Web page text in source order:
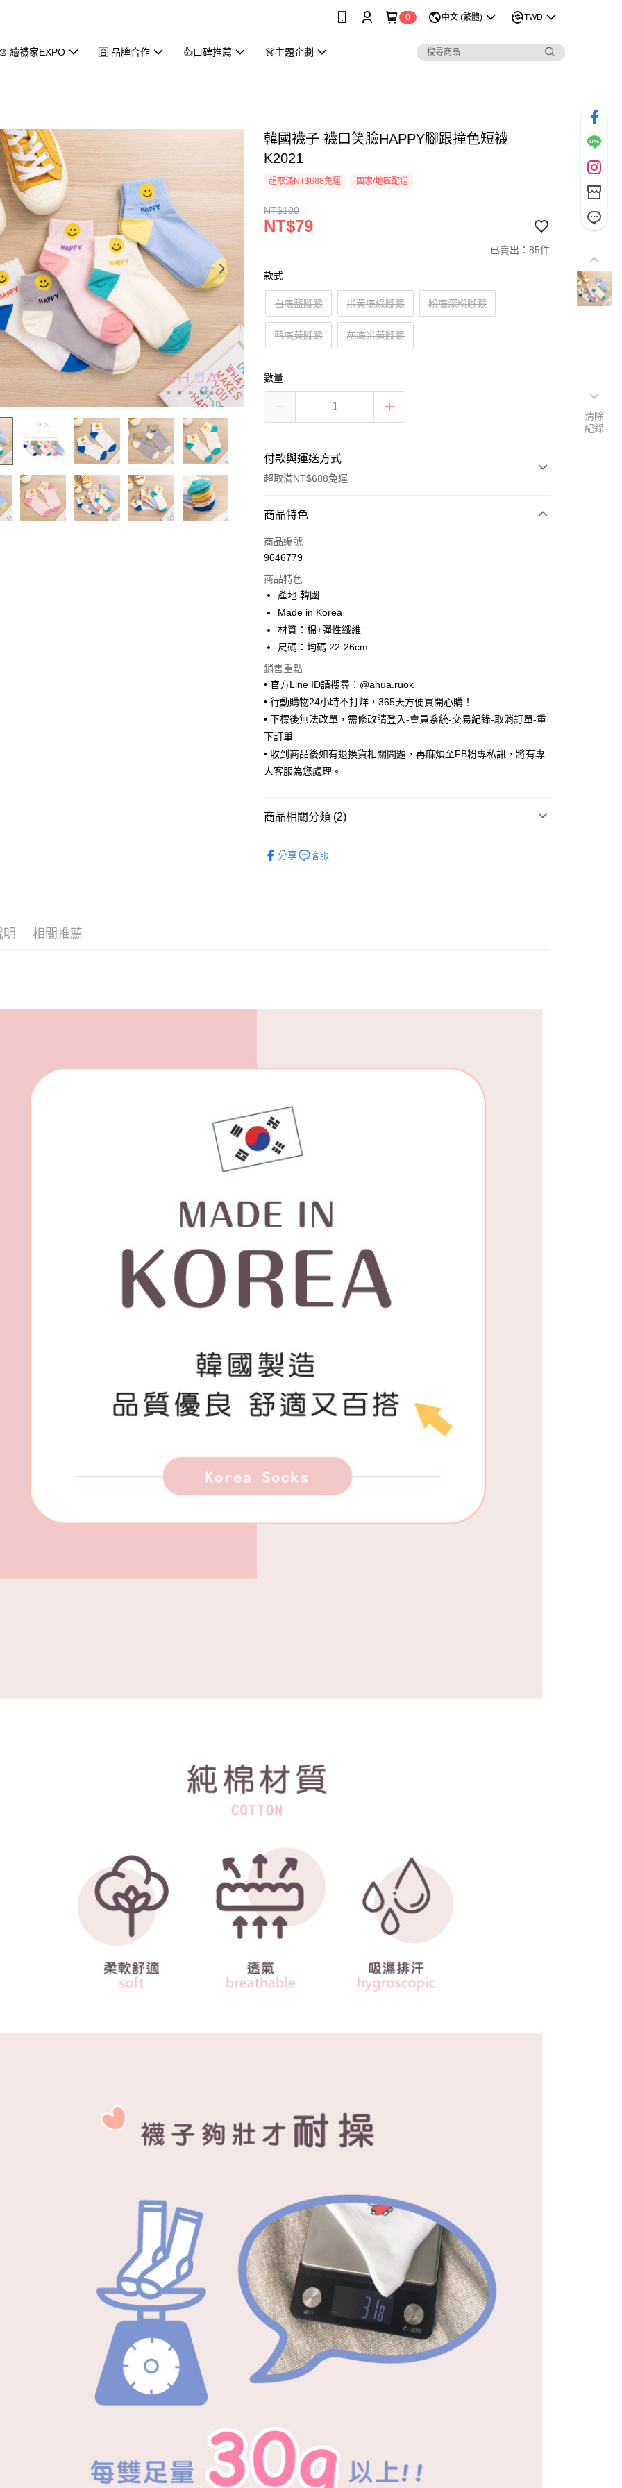
0 中文 (繁體) TWD
繪襪家EXPO 🈴 品牌合作 👍口碑推薦 👗主題企劃
韓國襪子 襪口笑臉HAPPY腳跟撞色短襪
K2021
超取滿NT$688免運 國家/地區配送
NT$100
NT$79
已賣出：85件
款式
白底藍腳跟 米黃底綠腳跟 粉底深粉腳跟
藍底黃腳跟 灰底米黃腳跟
數量
付款與運送方式
超取滿NT$688免運
付款方式
信用卡一次付款
LINE Pay
Apple Pay
街口支付
悠遊付
運送方式
全家取貨付款
付款後全家取貨
7-11取貨付款
商品特色
商品編號
9646779
商品特色
產地:韓國
Made in Korea
材質：棉+彈性纖維
尺碼：均碼 22-26cm
銷售重點
• 官方Line ID請搜尋：@ahua.ruok
• 行動購物24小時不打烊，365天方便買開心購！
• 下標後無法改單，需修改請登入-會員系統-交易紀錄-取消訂單-重
下訂單
• 收到商品後如有退換貨相關問題，再麻煩至FB粉專私訊，將有專
人客服為您處理。
商品相關分類 (2)
分享 客服
明 相關推薦
清除
紀錄